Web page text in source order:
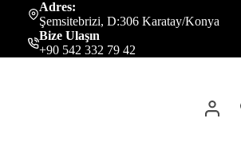
Adres:
Şemsitebrizi, D:306 Karatay/Konya
Bize Ulaşın
+90 542 332 79 42